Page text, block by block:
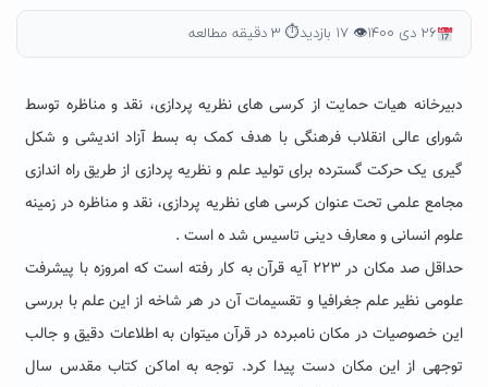
۲۶ دی ۱۴۰۰ 👁 ۱۷ بازدید ⏱ ۳ دقیقه مطالعه
دبیرخانه هیات حمایت از کرسی های نظریه پردازی، نقد و مناظره توسط
شورای عالی انقلاب فرهنگی با هدف کمک به بسط آزاد اندیشی و شکل
گیری یک حرکت گسترده برای تولید علم و نظریه پردازی از طریق راه اندازی
مجامع علمی تحت عنوان کرسی های نظریه پردازی، نقد و مناظره در زمینه
علوم انسانی و معارف دینی تاسیس شد ه است .
حداقل صد مکان در ۲۲۳ آیه قرآن به کار رفته است که امروزه با پیشرفت
علومی نظیر علم جغرافیا و تقسیمات آن در هر شاخه از این علم با بررسی
این خصوصیات در مکان نامبرده در قرآن میتوان به اطلاعات دقیق و جالب
توجهی از این مکان دست پیدا کرد. توجه به اماکن کتاب مقدس سال